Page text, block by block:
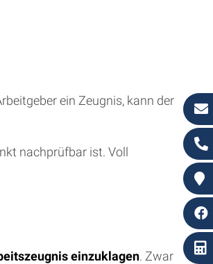
ein Zeugnis, kann der
nachprüfbar ist. Voll
einzuklagen. Zwar